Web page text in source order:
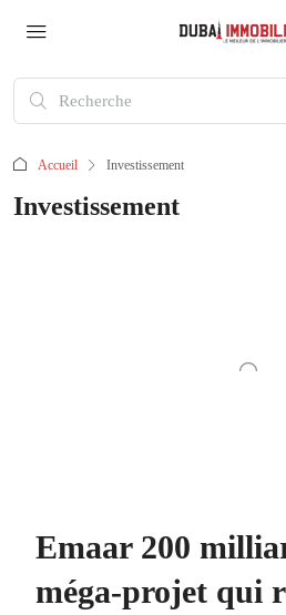
Accueil Investissement
Investissement
Emaar 200
méga-projet qui